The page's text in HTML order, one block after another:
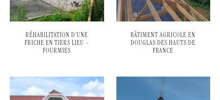
RÉHABILITATION D’UNE
FRICHE EN TIERS LIEU –
FOURMIES
BÂTIMENT AGRICOLE EN
DOUGLAS DES HAUTS DE
FRANCE